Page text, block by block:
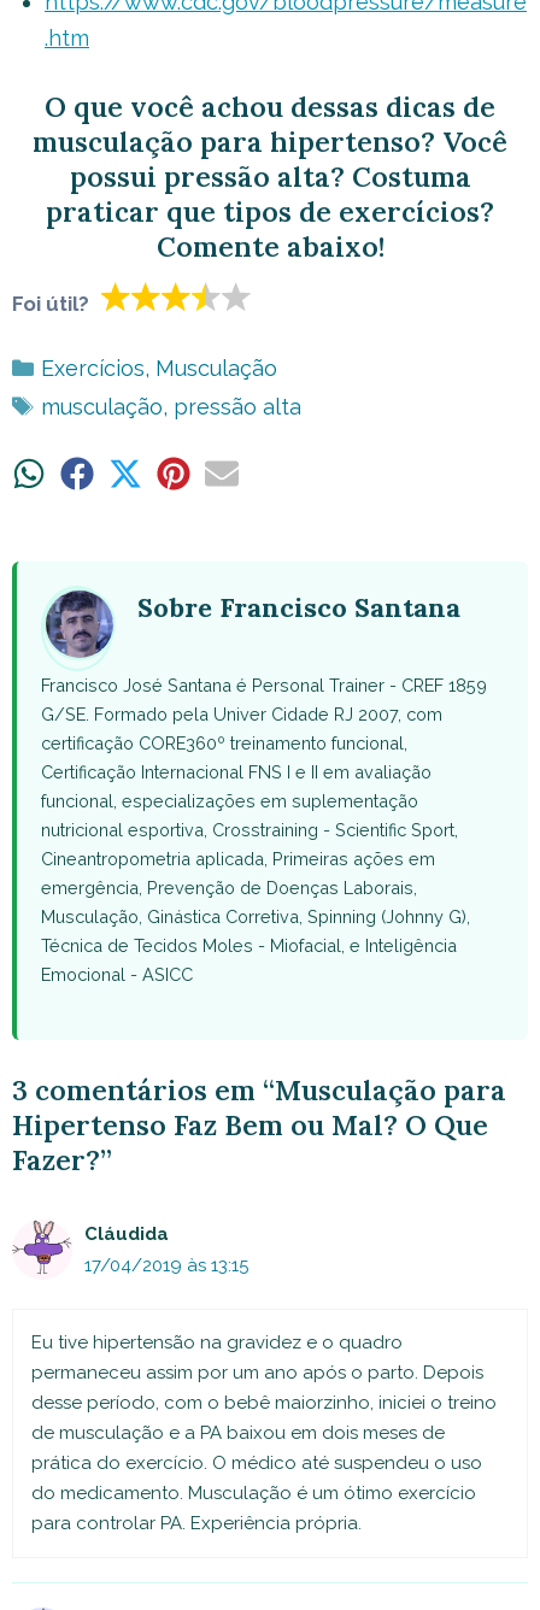
.htm
O que você achou dessas dicas de
musculação para hipertenso? Você
possui pressão alta? Costuma
praticar que tipos de exercícios?
Comente abaixo!
Foi útil?
Categorias
Exercícios, Musculação
Tags
musculação, pressão alta
ShareShare ShareShareShare
Sobre Francisco Santana
Francisco José Santana é Personal Trainer - CREF 1859
G/SE. Formado pela Univer Cidade RJ 2007, com
certificação CORE360º treinamento funcional,
Certificação Internacional FNS I e II em avaliação
funcional, especializações em suplementação
nutricional esportiva, Crosstraining - Scientific Sport,
Cineantropometria aplicada, Primeiras ações em
emergência, Prevenção de Doenças Laborais,
Musculação, Ginástica Corretiva, Spinning (Johnny G),
Técnica de Tecidos Moles - Miofacial, e Inteligência
Emocional - ASICC
3 comentários em “Musculação para
Hipertenso Faz Bem ou Mal? O Que
Fazer?”
Cláudida
17/04/2019 às 13:15
Eu tive hipertensão na gravidez e o quadro
permaneceu assim por um ano após o parto. Depois
desse período, com o bebê maiorzinho, iniciei o treino
de musculação e a PA baixou em dois meses de
prática do exercício. O médico até suspendeu o uso
do medicamento. Musculação é um ótimo exercício
para controlar PA. Experiência própria.